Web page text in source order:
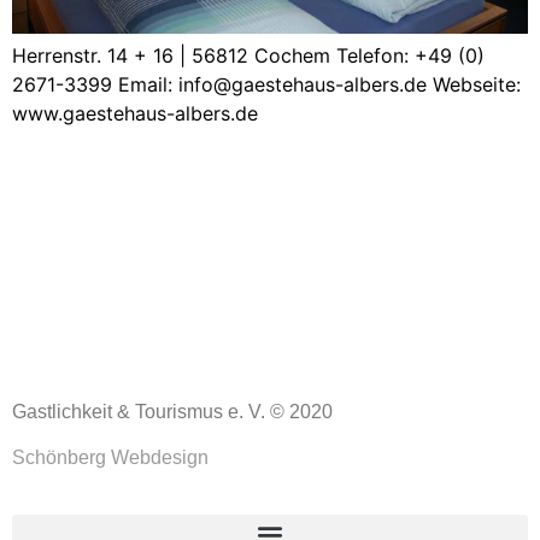
Herrenstr. 14 + 16 | 56812 Cochem Telefon: +49 (0)
2671-3399 Email: info@gaestehaus-albers.de Webseite:
www.gaestehaus-albers.de
Gastlichkeit & Tourismus e. V. © 2020
Schönberg Webdesign